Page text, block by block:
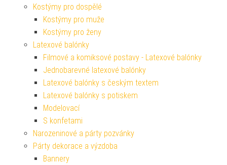
Kostýmy pro dospělé
Kostýmy pro muže
Kostýmy pro ženy
Latexové balónky
Filmové a komiksové postavy - Latexové balónky
Jednobarevné latexové balónky
Latexové balónky s českým textem
Latexové balónky s potiskem
Modelovací
S konfetami
Narozeninové a párty pozvánky
Párty dekorace a výzdoba
Bannery